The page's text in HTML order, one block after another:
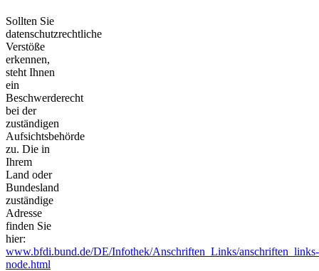
Sollten Sie
datenschutzrechtliche
Verstöße
erkennen,
steht Ihnen
ein
Beschwerderecht
bei der
zuständigen
Aufsichtsbehörde
zu. Die in
Ihrem
Land oder
Bundesland
zuständige
Adresse
finden Sie
hier:
www.bfdi.bund.de/DE/Infothek/Anschriften_Links/anschriften_links-
node.html